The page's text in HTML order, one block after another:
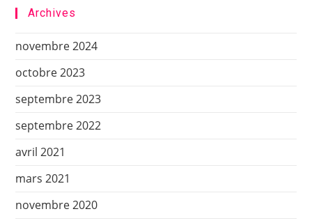
Archives
novembre 2024
octobre 2023
septembre 2023
septembre 2022
avril 2021
mars 2021
novembre 2020